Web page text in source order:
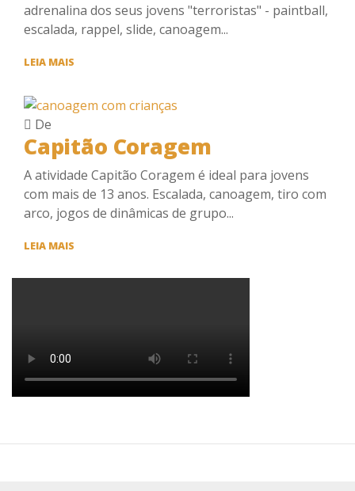
adrenalina dos seus jovens "terroristas" - paintball,
escalada, rappel, slide, canoagem...
LEIA MAIS
De
Capitão Coragem
A atividade Capitão Coragem é ideal para jovens
com mais de 13 anos. Escalada, canoagem, tiro com
arco, jogos de dinâmicas de grupo...
LEIA MAIS